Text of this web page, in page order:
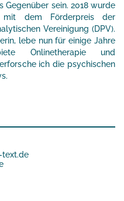
Gegenüber sein. 2018 wurde
mit dem Förderpreis der
Vereinigung (DPV).
lebe nun für einige Jahre
Onlinetherapie und
ich die psychischen
text.de